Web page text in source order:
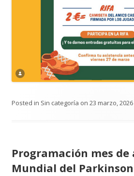
Posted in Sin categoría on 23 marzo, 2026
Programación mes de
Mundial del Parkinson